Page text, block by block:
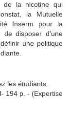
de la nicotine qui
la Mutuelle
Inserm pour la
disposer d’une
une politique
les étudiants.
194 p. - (Expertise